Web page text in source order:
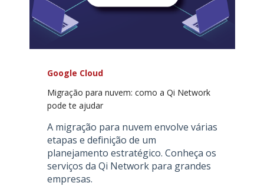
Google Cloud
Migração para nuvem: como a Qi Network
pode te ajudar
A migração para nuvem envolve várias
etapas e definição de um
planejamento estratégico. Conheça os
serviços da Qi Network para grandes
empresas.